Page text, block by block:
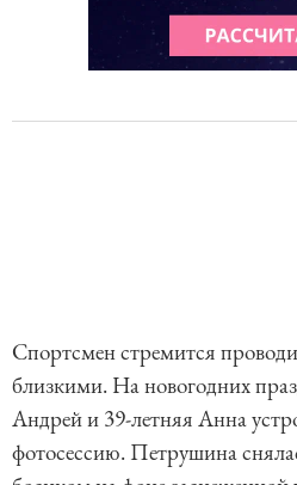
Спортсмен стремится
близкими. На новогодних
Андрей и 39-летняя Анна
фотосессию. Петрушина